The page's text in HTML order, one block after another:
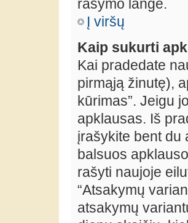
rašymo lange.
Į viršų
Kaip sukurti
Kai pradedate
pirmąją žinutę),
kūrimas”. Jeigu
apklausas. Iš
įrašykite bent du
balsuos
rašyti naujoje
“Atsakymų
atsakymų